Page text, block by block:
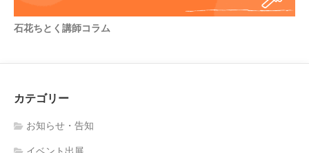
石花ちとく講師コラム
カテゴリー
お知らせ・告知